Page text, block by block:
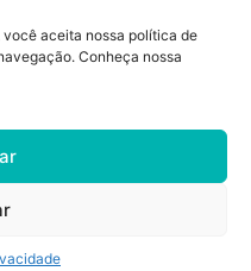
você aceita nossa política de
Conheça nossa